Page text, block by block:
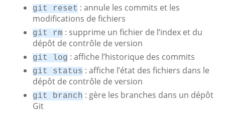
git reset : annule les commits et les
modifications de fichiers
git rm : supprime un fichier de l’index et du
dépôt de contrôle de version
git log : affiche l’historique des commits
git status : affiche l’état des fichiers dans le
dépôt de contrôle de version
git branch : gère les branches dans un dépôt
Git